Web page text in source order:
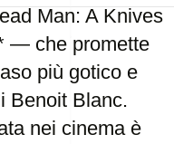
Man: A Knives
— che promette
più gotico e
Benoit Blanc.
nei cinema è